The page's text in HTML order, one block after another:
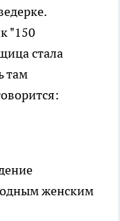
"150
стала
там
женским